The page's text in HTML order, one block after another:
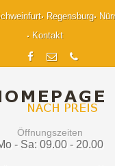
Regensburg
Kontakt
Öffnungszeiten
- Sa: 09.00 - 20.00